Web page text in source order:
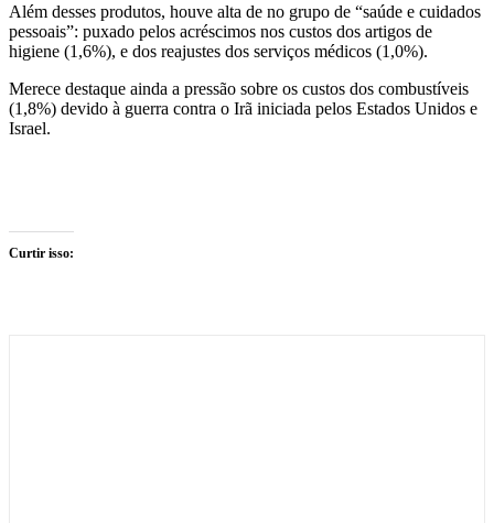
Além desses produtos, houve alta de no grupo de “saúde e cuidados
pessoais”: puxado pelos acréscimos nos custos dos artigos de
higiene (1,6%), e dos reajustes dos serviços médicos (1,0%).
Merece destaque ainda a pressão sobre os custos dos combustíveis
(1,8%) devido à guerra contra o Irã iniciada pelos Estados Unidos e
Israel.
Curtir isso: